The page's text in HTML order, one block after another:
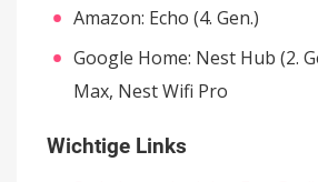
Amazon: Echo (4. Gen.)
Google Home: Nest Hub (2.
Max, Nest Wifi Pro
Wichtige Links